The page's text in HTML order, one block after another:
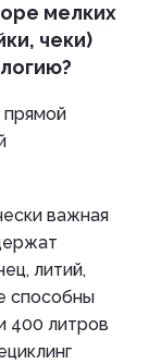
мелких
чеки)
прямой
важная
литий,
способны
400 литров